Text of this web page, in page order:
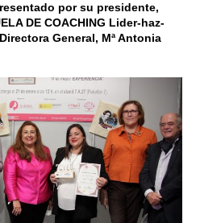
por su presidente,
DE COACHING Lider-haz-
General, Mª Antonia